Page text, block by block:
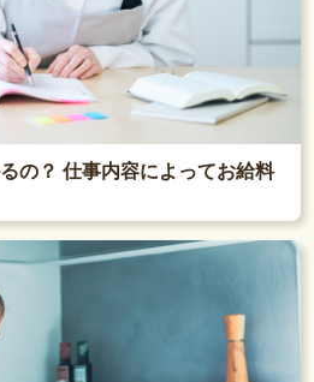
の？ 仕事内容によってお給料